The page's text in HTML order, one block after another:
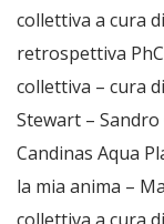
collettiva a cura
retrospettiva
collettiva – cura
Stewart – Sandro
Candinas Aqua
la mia anima –